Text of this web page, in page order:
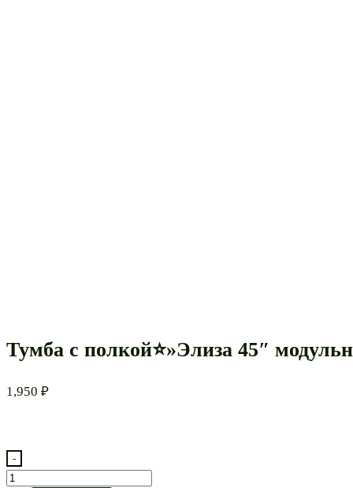
Тумба с полкой⭐»Элиза 45″
1,950 ₽
-
Количество